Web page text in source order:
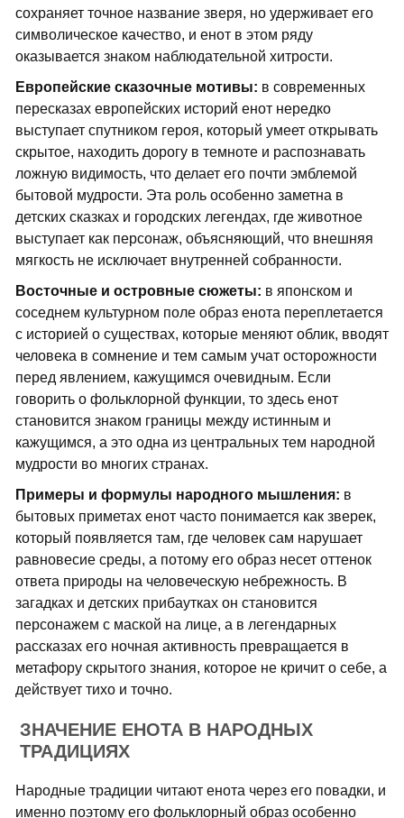
сохраняет точное название зверя, но удерживает его
символическое качество, и енот в этом ряду
оказывается знаком наблюдательной хитрости.
Европейские сказочные мотивы: в современных
пересказах европейских историй енот нередко
выступает спутником героя, который умеет открывать
скрытое, находить дорогу в темноте и распознавать
ложную видимость, что делает его почти эмблемой
бытовой мудрости. Эта роль особенно заметна в
детских сказках и городских легендах, где животное
выступает как персонаж, объясняющий, что внешняя
мягкость не исключает внутренней собранности.
Восточные и островные сюжеты: в японском и
соседнем культурном поле образ енота переплетается
с историей о существах, которые меняют облик, вводят
человека в сомнение и тем самым учат осторожности
перед явлением, кажущимся очевидным. Если
говорить о фольклорной функции, то здесь енот
становится знаком границы между истинным и
кажущимся, а это одна из центральных тем народной
мудрости во многих странах.
Примеры и формулы народного мышления: в
бытовых приметах енот часто понимается как зверек,
который появляется там, где человек сам нарушает
равновесие среды, а потому его образ несет оттенок
ответа природы на человеческую небрежность. В
загадках и детских прибаутках он становится
персонажем с маской на лице, а в легендарных
рассказах его ночная активность превращается в
метафору скрытого знания, которое не кричит о себе, а
действует тихо и точно.
ЗНАЧЕНИЕ ЕНОТА В НАРОДНЫХ
ТРАДИЦИЯХ
Народные традиции читают енота через его повадки, и
именно поэтому его фольклорный образ особенно